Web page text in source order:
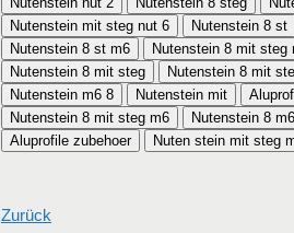
Nutenstein mit steg nut 6
Nutenstein 8 st
Nutenstein 8 st m6
Nutenstein 8 mit steg
Nutenstein 8 mit steg
Nutenstein m6 8
Nutenstein mit
Nutenstein 8 mit steg m6
Nutenstein 8 m6
Aluprofile zubehoer
Nuten stein mit steg
Zurück